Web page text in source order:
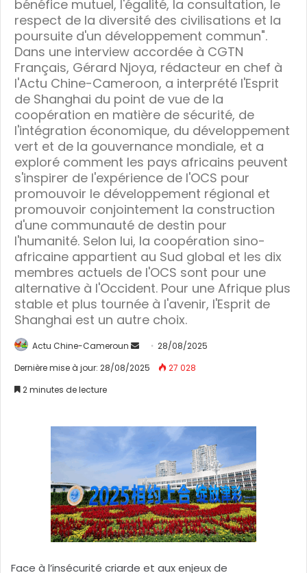
bénéfice mutuel, l'égalité, la consultation, le
respect de la diversité des civilisations et la
poursuite d'un développement commun".
Dans une interview accordée à CGTN
Français, Gérard Njoya, rédacteur en chef à
l'Actu Chine-Cameroon, a interprété l'Esprit
de Shanghai du point de vue de la
coopération en matière de sécurité, de
l'intégration économique, du développement
vert et de la gouvernance mondiale, et a
exploré comment les pays africains peuvent
s'inspirer de l'expérience de l'OCS pour
promouvoir le développement régional et
promouvoir conjointement la construction
d'une communauté de destin pour
l'humanité. Selon lui, la coopération sino-
africaine appartient au Sud global et les dix
membres actuels de l'OCS sont pour une
alternative à l'Occident. Pour une Afrique plus
stable et plus tournée à l'avenir, l'Esprit de
Shanghai est un autre choix.
Actu Chine-Cameroun
n
e
n
c
o
u
r
28/08/2025
Dernière mise à jour: 28/08/2025
27 028
2 minutes de lecture
Face à l’insécurité criarde et aux enjeux de